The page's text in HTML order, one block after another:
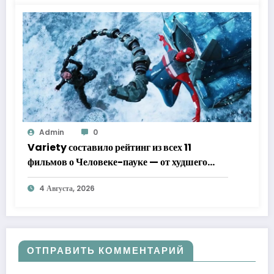
Admin 0
Variety составило рейтинг из всех 11
фильмов о Человеке-пауке — от худшего
к лучшему
4 Августа, 2026
ОТПРАВИТЬ КОММЕНТАРИЙ